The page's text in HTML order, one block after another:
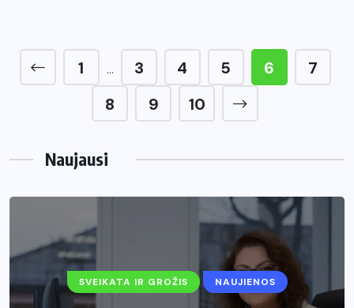
1 … 3 4 5 6
7
8
9 10
Naujausi
SVEIKATA IR GROŽIS NAUJIENOS